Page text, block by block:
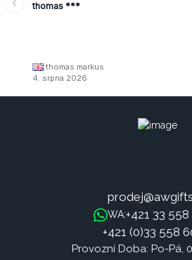
thomas ***
thomas markus
4. srpna 2026
WA:+421 33
+421 (0)33 558
Provozní Doba: Po-Pá,